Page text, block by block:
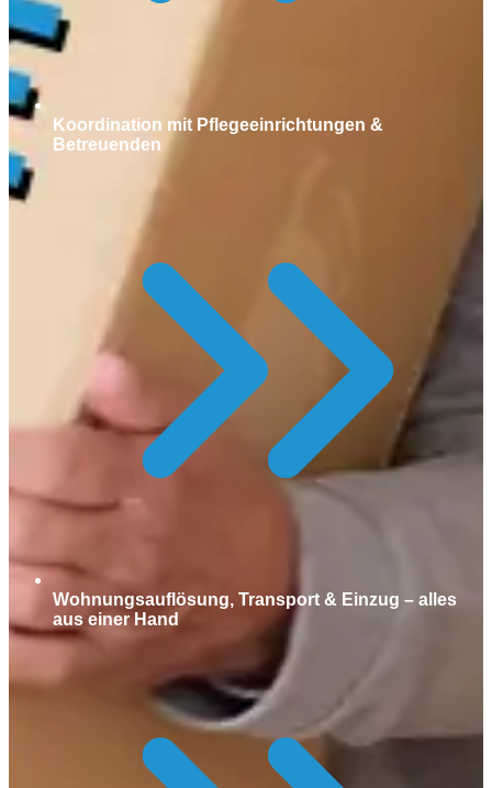
Koordination mit Pflegeeinrichtungen &
Betreuenden
Wohnungsauflösung, Transport & Einzug – alles
aus einer Hand